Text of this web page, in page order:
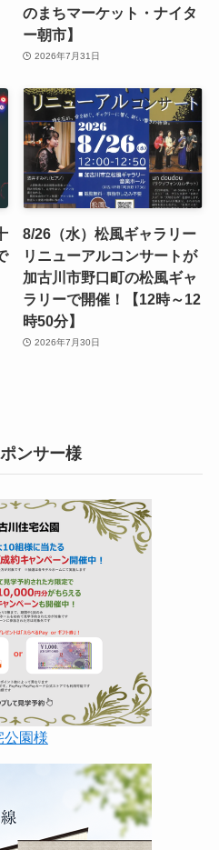
のまちマーケット・ナイタ
ー朝市】
2026年7月31日
8/26（水）松風ギャラリー
リニューアルコンサートが
加古川市野口町の松風ギャ
ラリーで開催！【12時～12
時50分】
2026年7月30日
ンサー様
公園様